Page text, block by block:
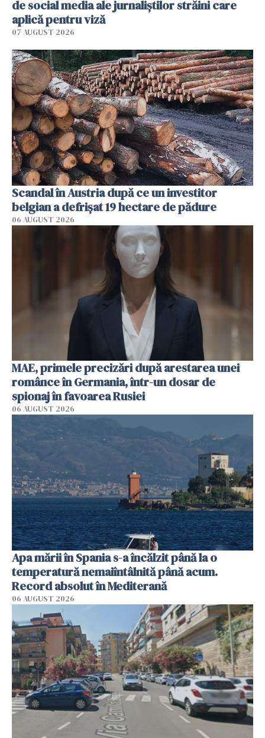
de social media ale jurnaliştilor străini care
aplică pentru viză
07 AUGUST 2026
Scandal în Austria după ce un investitor
belgian a defrișat 19 hectare de pădure
06 AUGUST 2026
MAE, primele precizări după arestarea unei
românce în Germania, într-un dosar de
spionaj în favoarea Rusiei
06 AUGUST 2026
Apa mării în Spania s-a încălzit până la o
temperatură nemaiîntâlnită până acum.
Record absolut în Mediterană
06 AUGUST 2026